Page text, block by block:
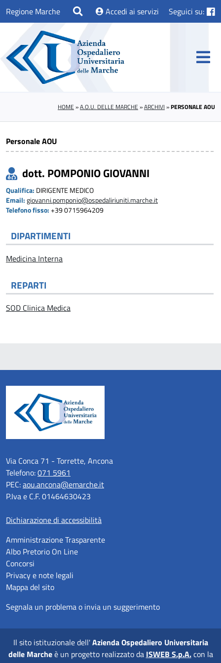
Regione Marche Accedi ai servizi Seguici su:
HOME »A.O.U. DELLE MARCHE »ARCHIVI »PERSONALE AOU
Personale AOU
dott. POMPONIO GIOVANNI
Qualifica: DIRIGENTE MEDICO
Email: giovanni.pomponio@ospedaliriuniti.marche.it
Telefono fisso: +39 0715964209
DIPARTIMENTI
Medicina Interna
REPARTI
SOD Clinica Medica
Via Conca 71 - Torrette, Ancona
Telefono:071 5961
PEC:aou.ancona@emarche.it
P.Iva e C.F. 01464630423
Dichiarazione di accessibilità
Amministrazione Trasparente
Albo Pretorio On Line
Concorsi
Privacy e note legali
Mappa del sito
Segnala un problema o invia un suggerimento
Il sito istituzionale dell'Azienda Ospedaliero Universitaria
delle Marcheè un progetto realizzato da ISWEB S.p.A.con la